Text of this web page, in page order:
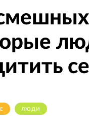
ЛЮДИ